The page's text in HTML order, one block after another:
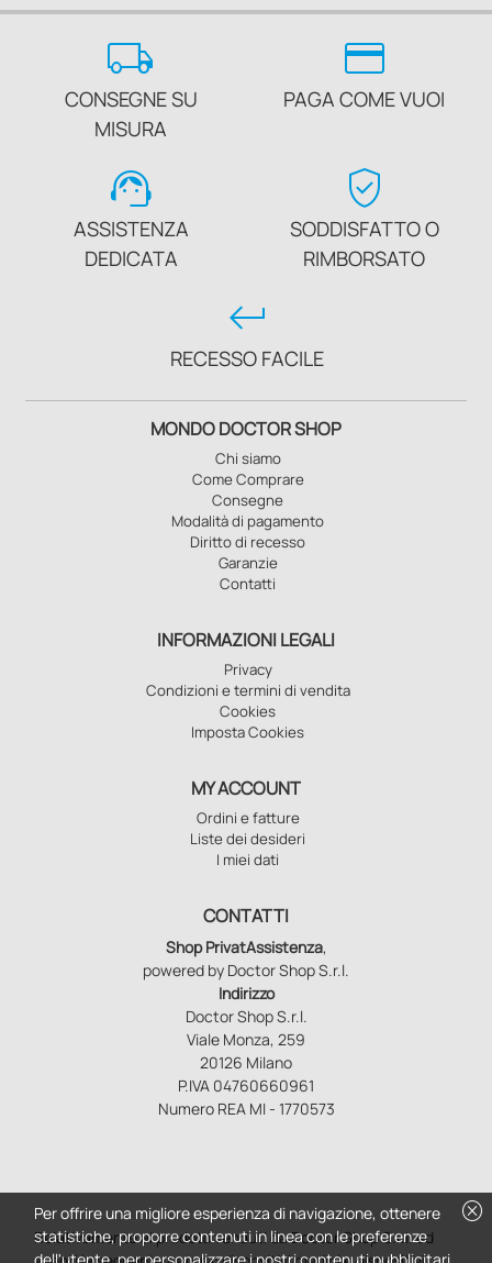
local_shipping
CONSEGNE SU
MISURA
credit_card
PAGA COME VUOI
support_agent
ASSISTENZA
DEDICATA
verified_user
SODDISFATTO O
RIMBORSATO
keyboard_return
RECESSO FACILE
MONDO DOCTOR SHOP
Chi siamo
Come Comprare
Consegne
Modalità di pagamento
Diritto di recesso
Garanzie
Contatti
INFORMAZIONI LEGALI
Privacy
Condizioni e termini di vendita
Cookies
Imposta Cookies
MY ACCOUNT
Ordini e fatture
Liste dei desideri
I miei dati
CONTATTI
Shop PrivatAssistenza,
powered by Doctor Shop S.r.l.
Indirizzo
Doctor Shop S.r.l.
Viale Monza, 259
20126 Milano
P.IVA 04760660961
Numero REA MI - 1770573
Relativamente ai prodotti venduti da Doctor Shop S.r.l. ed
cancel
Per offrire una migliore esperienza di navigazione, ottenere
statistiche, proporre contenuti in linea con le preferenze